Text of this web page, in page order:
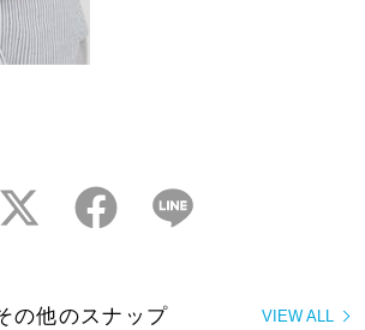
twitter facebook
VIEW ALL
の他のスナップ